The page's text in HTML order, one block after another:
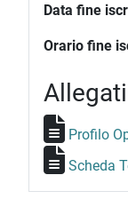
Data fine
Orario fine
Allegati
Profilo
Scheda